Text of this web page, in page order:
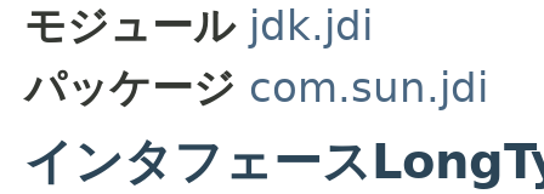
モジュール jdk.jdi
パッケージ com.sun.jdi
インタフェース